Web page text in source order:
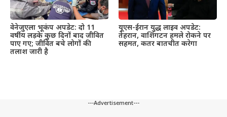
वेनेजुएला भूकंप अपडेट: दो 11
वर्षीय लड़के कुछ दिनों बाद जीवित
पाए गए; जीवित बचे लोगों की
तलाश जारी है
यूएस-ईरान युद्ध लाइव अपडेट:
तेहरान, वाशिंगटन हमले रोकने पर
सहमत, कतर बातचीत करेगा
---Advertisement---